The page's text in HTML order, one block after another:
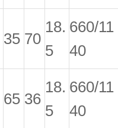
35 70
18.
5
660/11
40
65 36
18.
5
660/11
40